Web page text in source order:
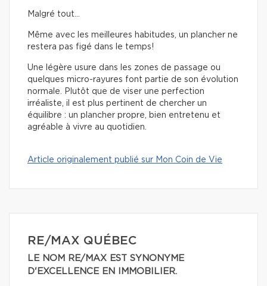
Malgré tout…
Même avec les meilleures habitudes, un plancher ne
restera pas figé dans le temps!
Une légère usure dans les zones de passage ou
quelques micro-rayures font partie de son évolution
normale. Plutôt que de viser une perfection
irréaliste, il est plus pertinent de chercher un
équilibre : un plancher propre, bien entretenu et
agréable à vivre au quotidien.
Article originalement publié sur Mon Coin de Vie
RE/MAX QUÉBEC
LE NOM RE/MAX EST SYNONYME
D'EXCELLENCE EN IMMOBILIER.